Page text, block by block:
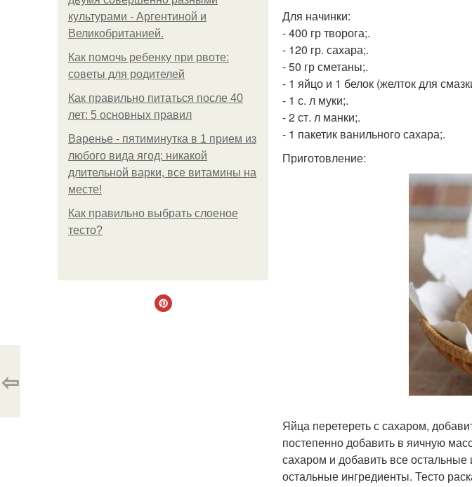
культурами - Аргентиной и
Великобританией.
Как помочь ребенку при рвоте:
советы для родителей
Как правильно питаться после 40
лет: 5 основных правил
Варенье - пятиминутка в 1 прием из
любого вида ягод: никакой
длительной варки, все витамины на
месте!
Как правильно выбрать слоеное
тесто?
Для начинки:
- 400 гр творога;.
- 120 гр. сахара;.
- 50 гр сметаны;.
- 1 яйцо и 1 белок (желток для
- 1 с. л муки;.
- 2 ст. л манки;.
- 1 пакетик ванильного сахара;.
Приготовление:
Яйца перетереть с сахаром,
постепенно добавить в яичную
сахаром и добавить все
остальные ингредиенты. Тесто
⇦